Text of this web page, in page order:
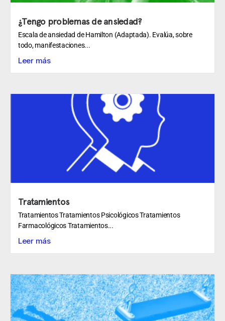
¿Tengo problemas de ansiedad?
Escala de ansiedad de Hamilton (Adaptada). Evalúa, sobre
todo, manifestaciones...
Leer más
Tratamientos
Tratamientos Tratamientos Psicológicos Tratamientos
Farmacológicos Tratamientos...
Leer más